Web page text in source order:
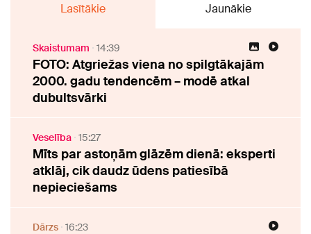
Lasītākie Jaunākie
Skaistumam 14:39
FOTO: Atgriežas viena no spilgtākajām
2000. gadu tendencēm – modē atkal
dubultsvārki
Veselība 15:27
Mīts par astoņām glāzēm dienā: eksperti
atklāj, cik daudz ūdens patiesībā
nepieciešams
Dārzs 16:23